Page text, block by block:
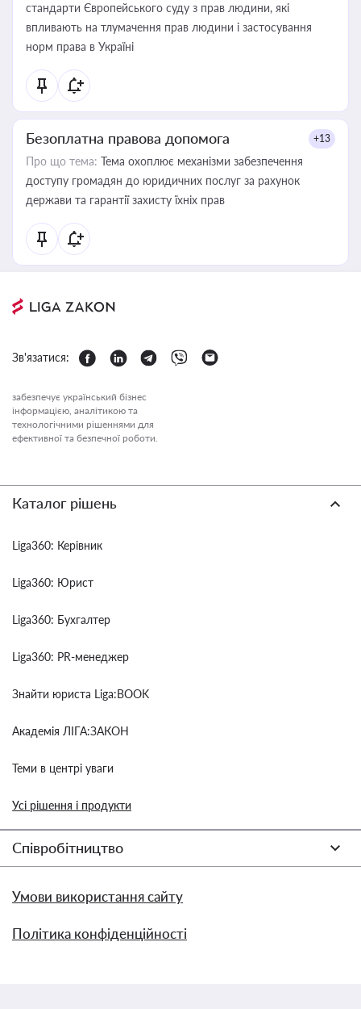
стандарти Європейського суду з прав людини, які
впливають на тлумачення прав людини і застосування
норм права в Україні
Безоплатна правова допомога +13
Про що тема: Тема охоплює механізми забезпечення
доступу громадян до юридичних послуг за рахунок
держави та гарантії захисту їхніх прав
Зв'язатися:
забезпечує український бізнес
інформацією, аналітикою та
технологічними рішеннями для
ефективної та безпечної роботи.
Каталог рішень
Liga360: Керівник
Liga360: Юрист
Liga360: Бухгалтер
Liga360: PR-менеджер
Знайти юриста Liga:BOOK
Академія ЛІГА:ЗАКОН
Теми в центрі уваги
Усі рішення і продукти
Співробітництво
Умови використання сайту
Політика конфіденційності